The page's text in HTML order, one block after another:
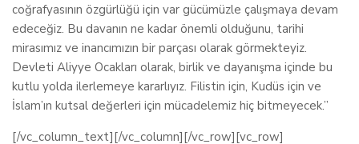
coğrafyasının özgürlüğü için var gücümüzle çalışmaya devam
edeceğiz. Bu davanın ne kadar önemli olduğunu, tarihi
mirasımız ve inancımızın bir parçası olarak görmekteyiz.
Devleti Aliyye Ocakları olarak, birlik ve dayanışma içinde bu
kutlu yolda ilerlemeye kararlıyız. Filistin için, Kudüs için ve
İslam’ın kutsal değerleri için mücadelemiz hiç bitmeyecek.”
[/vc_column_text][/vc_column][/vc_row][vc_row]